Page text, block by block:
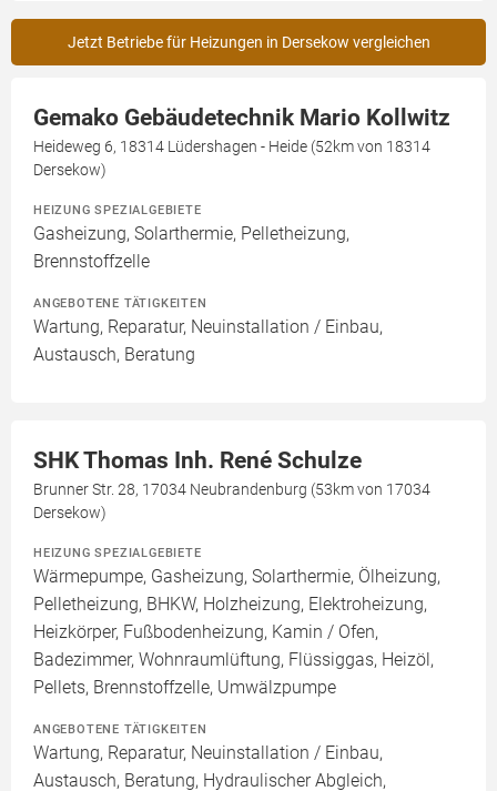
Jetzt Betriebe für Heizungen in Dersekow vergleichen
Gemako Gebäudetechnik Mario Kollwitz
Heideweg 6, 18314 Lüdershagen - Heide (52km von 18314
Dersekow)
HEIZUNG SPEZIALGEBIETE
Gasheizung, Solarthermie, Pelletheizung,
Brennstoffzelle
ANGEBOTENE TÄTIGKEITEN
Wartung, Reparatur, Neuinstallation / Einbau,
Austausch, Beratung
SHK Thomas Inh. René Schulze
Brunner Str. 28, 17034 Neubrandenburg (53km von 17034
Dersekow)
HEIZUNG SPEZIALGEBIETE
Wärmepumpe, Gasheizung, Solarthermie, Ölheizung,
Pelletheizung, BHKW, Holzheizung, Elektroheizung,
Heizkörper, Fußbodenheizung, Kamin / Ofen,
Badezimmer, Wohnraumlüftung, Flüssiggas, Heizöl,
Pellets, Brennstoffzelle, Umwälzpumpe
ANGEBOTENE TÄTIGKEITEN
Wartung, Reparatur, Neuinstallation / Einbau,
Austausch, Beratung, Hydraulischer Abgleich,